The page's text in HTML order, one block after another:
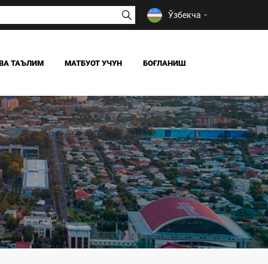
Ўзбекча
ТАЪЛИМ МАТБУОТ УЧУН
ЯНГИЛИКЛАР
ОАВ БИЗ ҲАҚИМИЗДА
БОҒЛАНИШ